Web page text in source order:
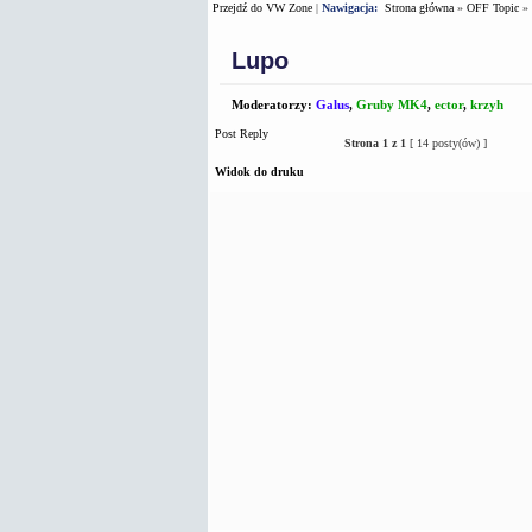
Przejdź do VW Zone| Nawigacja: Strona główna» OFF Topic»
Lupo
Moderatorzy: Galus, Gruby MK4, ector, krzyh
Post Reply
Strona 1 z 1 [ 14 posty(ów) ]
Widok do druku